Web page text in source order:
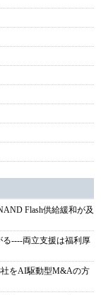
Flash供給緩和が及
る----両立支援は福利厚
をAI駆動型M&Aの方